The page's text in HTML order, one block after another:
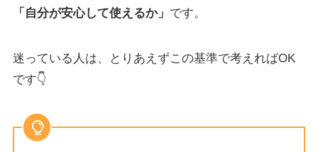
「自分が安心して使えるか」 です。
迷っている人は、とりあえずこの基準で考えればOK
です👇